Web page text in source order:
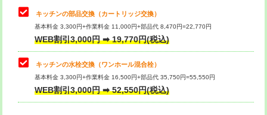
給水管工事※（塩ビ管（VP・HI）使
用/3ｍまで)
給水管工事※（塩ビ管（VP・HI）使
用（追加）/3ｍ超え)
給水管工事※（ライニング鋼管・銅
管・ポリ管・HT管使用/3ｍまで)
44,000円
理・調整・分解・加工など（中作業）
止水・漏水調査・防水処理・清掃・修
理・調整・分解・加工など（重作業）
33,000円
お風呂タンク脱着
その他部品の脱着
キッチンの部品交換（カートリッジ交換）
基本料金 3,300円+作業料金 11,000円+部品代 8,470円=22,770円
WEB割引3,000円 ➡ 19,770円(税込)
キッチンの水栓交換（ワンホール混合栓）
基本料金 3,300円+作業料金 16,500円+部品代 35,750円=55,550円
WEB割引3,000円 ➡ 52,550円(税込)